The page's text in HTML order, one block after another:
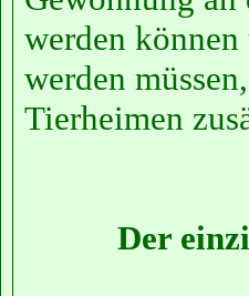
werden
werden
Tierheimen
Der